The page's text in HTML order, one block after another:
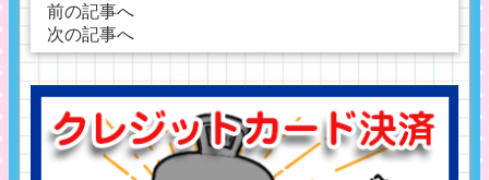
前の記事へ
次の記事へ